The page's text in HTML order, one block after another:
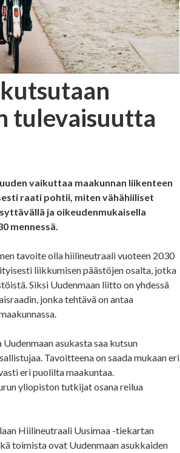
tulevaisuutta
vaikuttaa maakunnan liikenteen
raati pohtii, miten vähähiiliset
ja oikeudenmukaisella
mennessä.
tavoite olla hiilineutraali vuoteen 2030
liikkumisen päästöjen osalta, jotka
Siksi Uudenmaan liitto on yhdessä
jonka tehtävä on antaa
asukasta saa kutsun
Tavoitteena on saada mukaan eri
eri puolilta maakuntaa.
yliopiston tutkijat osana reilua
Hiilineutraali Uusimaa -tiekartan
toimista ovat Uudenmaan asukkaiden